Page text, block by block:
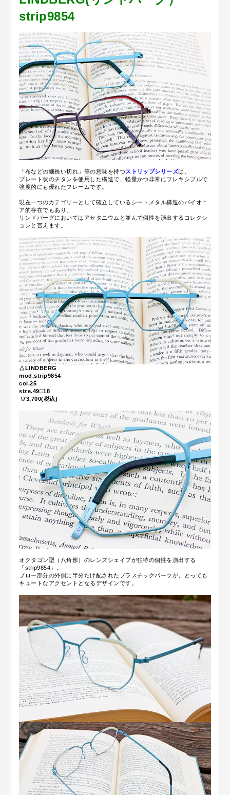
strip9854
「布などの細長い切れ」等の意味を持つストリップシリーズは、
プレート状のチタンを使用した構造で、軽量かつ非常にフレキシブルで
強度的にも優れたフレームです。
現在一つのカテゴリーとして確立しているシートメタル構造のパイオニ
ア的存在でもあり、
リンドバーグにおいてはアセタニウムと並んで個性を演出するコレクシ
ョンと言えます。
△LINDBERG
mod.strip9854
col.25
size.49□18
\73,700(税込)
オクタゴン型（八角形）のレンズシェイプが独特の個性を演出する
「strip9854」。
ブロー部分の外側に半分だけ配されたプラスチックパーツが、とっても
キュートなアクセントとなるデザインです。